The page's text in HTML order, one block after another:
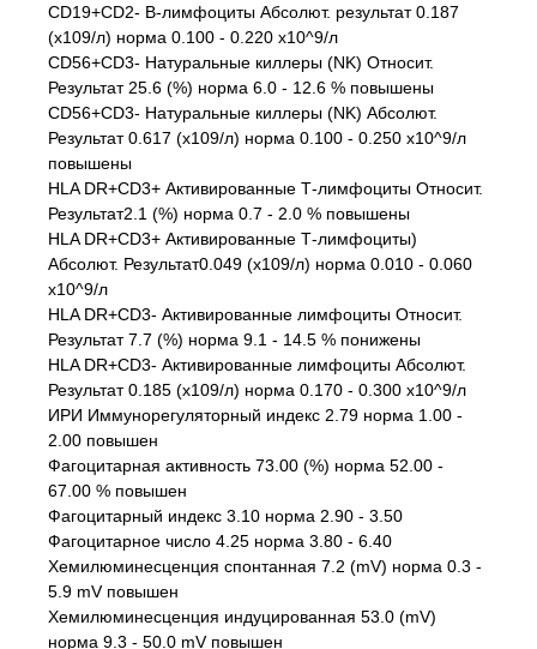
CD19+CD2- В-лимфоциты Абсолют. результат 0.187
(x109/л) норма 0.100 - 0.220 x10^9/л
CD56+CD3- Натуральные киллеры (NK) Относит.
Результат 25.6 (%) норма 6.0 - 12.6 % повышены
CD56+CD3- Натуральные киллеры (NK) Абсолют.
Результат 0.617 (x109/л) норма 0.100 - 0.250 x10^9/л
повышены
HLA DR+CD3+ Активированные Т-лимфоциты Относит.
Результат2.1 (%) норма 0.7 - 2.0 % повышены
HLA DR+CD3+ Активированные Т-лимфоциты)
Абсолют. Результат0.049 (x109/л) норма 0.010 - 0.060
x10^9/л
HLA DR+CD3- Активированные лимфоциты Относит.
Результат 7.7 (%) норма 9.1 - 14.5 % понижены
HLA DR+CD3- Активированные лимфоциты Абсолют.
Результат 0.185 (x109/л) норма 0.170 - 0.300 x10^9/л
ИРИ Иммунорегуляторный индекс 2.79 норма 1.00 -
2.00 повышен
Фагоцитарная активность 73.00 (%) норма 52.00 -
67.00 % повышен
Фагоцитарный индекс 3.10 норма 2.90 - 3.50
Фагоцитарное число 4.25 норма 3.80 - 6.40
Хемилюминесценция спонтанная 7.2 (mV) норма 0.3 -
5.9 mV повышен
Хемилюминесценция индуцированная 53.0 (mV)
норма 9.3 - 50.0 mV повышен